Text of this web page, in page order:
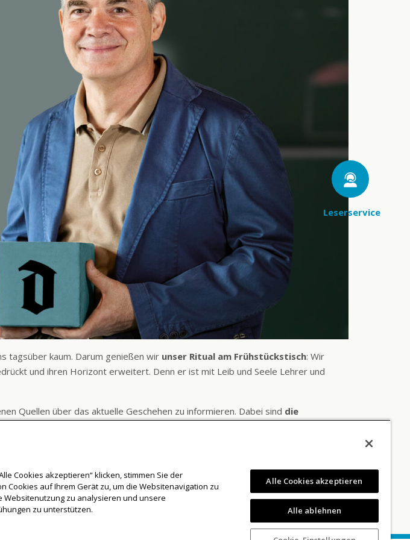
tagsüber kaum. Darum genießen wir unser Ritual am Frühstückstisch: Wir
und ihren Horizont erweitert. Denn er ist mit Leib und Seele Lehrer und
Quellen über das aktuelle Geschehen zu informieren. Dabei sind die
mit anderen Menschen und möchte wissen, was auf der Welt, aber auch in
meinen Unterricht. Keine andere Zeitung informiert mich meiner Meinung nach
Leserservice
Cookies akzeptieren“ klicken, stimmen Sie der
Cookies auf Ihrem Gerät zu, um die Websitenavigation zu
Websitenutzung zu analysieren und unsere
zu unterstützen.
Alle Cookies akzeptieren
Alle ablehnen